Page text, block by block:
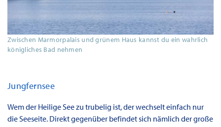
Zwischen Marmorpalais und grünem Haus kannst du ein wahrlich
königliches Bad nehmen
Jungfernsee
Wem der Heilige See zu trubelig ist, der wechselt einfach nur
die Seeseite. Direkt gegenüber befindet sich nämlich der große